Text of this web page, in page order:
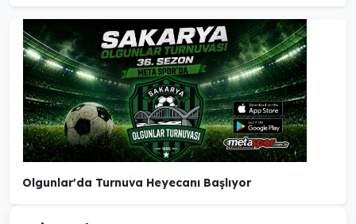
Olgunlar'da Turnuva Heyecanı Başlıyor